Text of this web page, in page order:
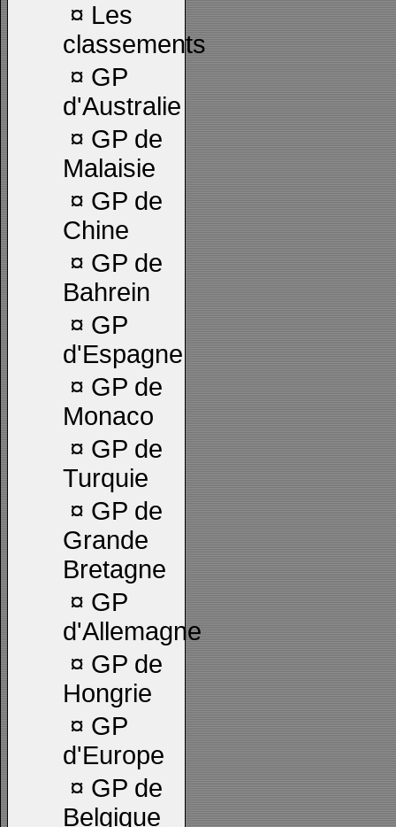
¤ Les
classements
¤ GP
d'Australie
¤ GP de
Malaisie
¤ GP de
Chine
¤ GP de
Bahrein
¤ GP
d'Espagne
¤ GP de
Monaco
¤ GP de
Turquie
¤ GP de
Grande
Bretagne
¤ GP
d'Allemagne
¤ GP de
Hongrie
¤ GP
d'Europe
¤ GP de
Belgique